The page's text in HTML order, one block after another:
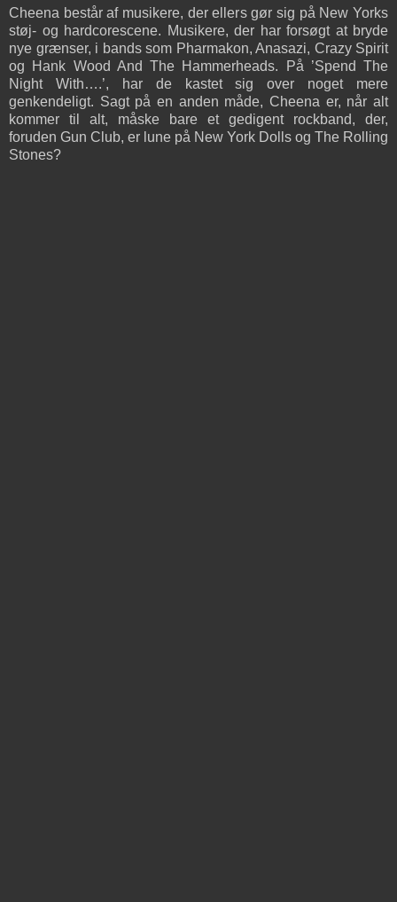
Cheena består af musikere, der ellers gør sig på New Yorks
støj- og hardcorescene. Musikere, der har forsøgt at bryde
nye grænser, i bands som Pharmakon, Anasazi, Crazy Spirit
og Hank Wood And The Hammerheads. På ’Spend The
Night With….’, har de kastet sig over noget mere
genkendeligt. Sagt på en anden måde, Cheena er, når alt
kommer til alt, måske bare et gedigent rockband, der,
foruden Gun Club, er lune på New York Dolls og The Rolling
Stones?